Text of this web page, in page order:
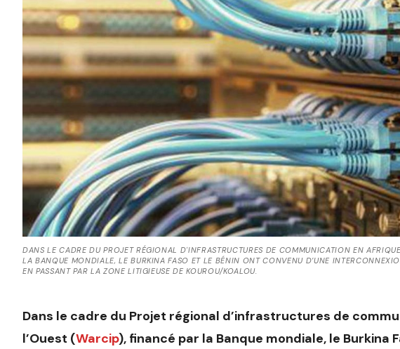
DANS LE CADRE DU PROJET RÉGIONAL D'INFRASTRUCTURES DE COMMUNICATION EN
LA BANQUE MONDIALE, LE BURKINA FASO ET LE BÉNIN ONT CONVENU D’UNE
EN PASSANT PAR LA ZONE LITIGIEUSE DE KOUROU/KOALOU.
Dans le cadre du Projet régional d’infrastructures de
l’Ouest (Warcip), financé par la Banque mondiale, le Burkina